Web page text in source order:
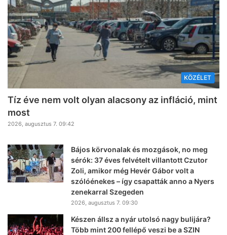
KÖZÉLET
Tíz éve nem volt olyan alacsony az infláció, mint
most
2026, augusztus 7. 09:42
Bájos körvonalak és mozgások, no meg
sérók: 37 éves felvételt villantott Czutor
Zoli, amikor még Hevér Gábor volt a
szólóénekes – így csapatták anno a Nyers
zenekarral Szegeden
2026, augusztus 7. 09:30
Készen állsz a nyár utolsó nagy bulijára?
Több mint 200 fellépő veszi be a SZIN